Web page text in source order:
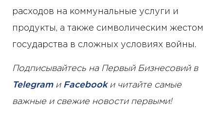
расходов на коммунальные услуги и
продукты, а также символическим жестом
государства в сложных условиях войны.
Подписывайтесь на Первый Бизнесовий в
Telegramи Facebookи читайте самые
важные и свежие новости первыми!